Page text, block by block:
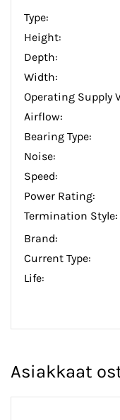
Type:
Height:
Depth:
Width:
Operating Supply
Airflow:
Bearing Type:
Noise:
Speed:
Power Rating:
Termination Style:
Brand:
Current Type:
Life:
Asiakkaat